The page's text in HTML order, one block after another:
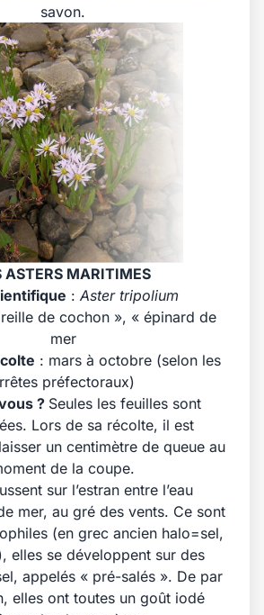
savon.
ASTERS MARITIMES
: Aster tripolium
de cochon », « épinard de
mer
: mars à octobre (selon les
préfectoraux)
? Seules les feuilles sont
Lors de sa récolte, il est
un centimètre de queue au
de la coupe.
sur l’estran entre l’eau
mer, au gré des vents. Ce sont
(en grec ancien halo=sel,
elles se développent sur des
appelés « pré-salés ». De par
elles ont toutes un goût iodé